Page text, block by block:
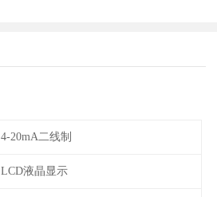
4-20mA二线制
LCD液晶显示